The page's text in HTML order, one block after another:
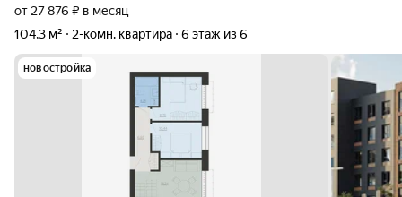
от 27 876 ₽ в месяц
104,3 м²
2-комн. квартира 6 этаж из 6
новостройка